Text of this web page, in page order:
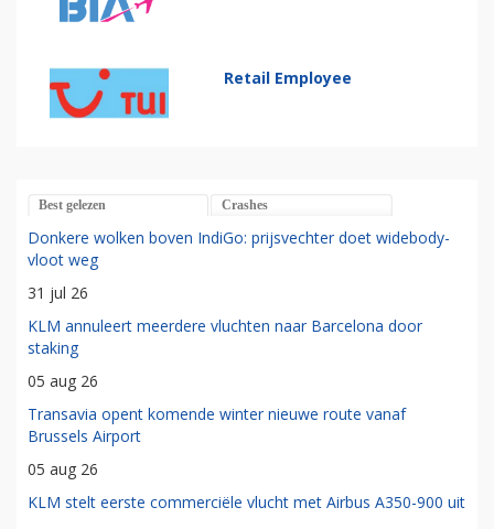
Retail Employee
Best gelezen Crashes
Donkere wolken boven IndiGo: prijsvechter doet widebody-
vloot weg
31 jul 26
KLM annuleert meerdere vluchten naar Barcelona door
staking
05 aug 26
Transavia opent komende winter nieuwe route vanaf
Brussels Airport
05 aug 26
KLM stelt eerste commerciële vlucht met Airbus A350-900 uit